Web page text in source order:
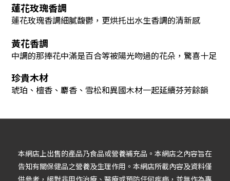
蓮花玫瑰香調
蓮花玫瑰香調細膩馥鬱，更烘托出水生香調的清新感
黃花香調
中調的那捧花中滿是百合等被陽光吻過的花朵，驚喜十足
珍貴木材
琥珀、檀香、麝香、雪松和異國木材一起延續芬芳餘韻
本網店上出售的產品乃食品或營養補充品。本網店之內容旨在
告知有關保健品之營養及生理作用。本網店所載內容及資料僅
供參考，絕對非用作治療、醫療或預防任何疾病，並無作為專